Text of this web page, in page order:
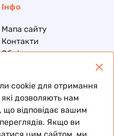
Інфо
Мапа сайту
Контакти
Обмін та повернення
Договір публічної оферти
cookie для отримання
дозволяють нам
відповідає вашим
переглядів. Якщо ви